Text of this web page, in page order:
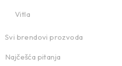
Vitla
Svi brendovi prozvoda
Najčešća pitanja